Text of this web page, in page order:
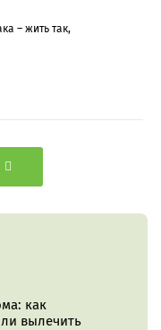
– жить так,
как
вылечить